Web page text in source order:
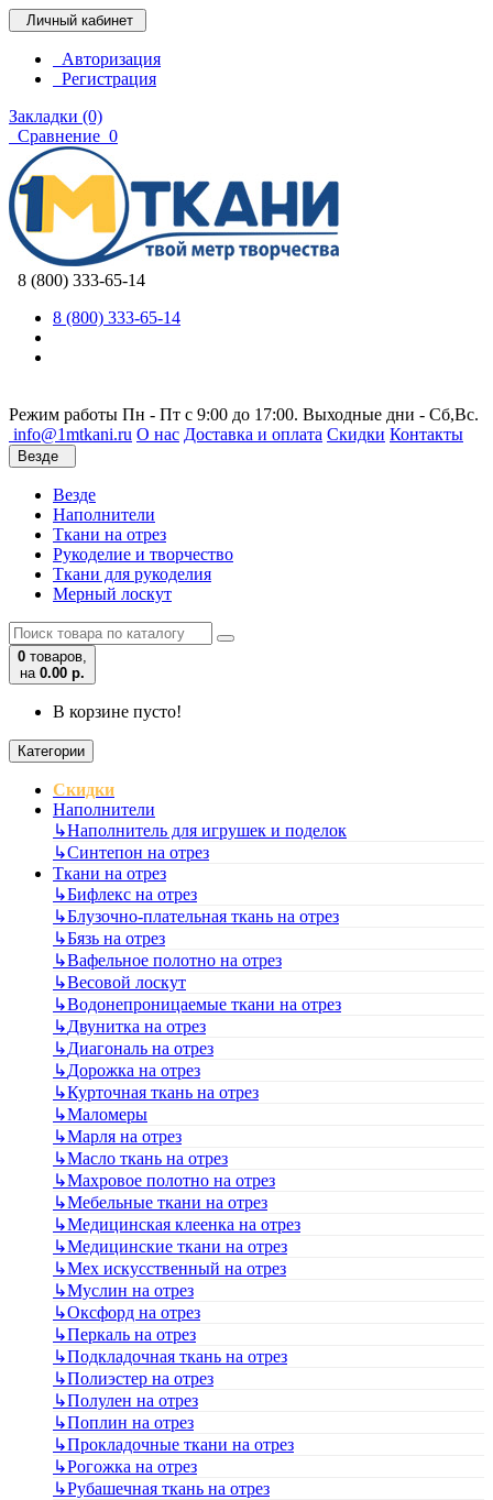
Личный кабинет
Авторизация
Регистрация
Закладки (0)
Сравнение 0
8 (800) 333-65-14
8 (800) 333-65-14
Режим работы Пн - Пт с 9:00 до 17:00. Выходные дни - Сб,Вс.
info@1mtkani.ru О нас Доставка и оплата Скидки Контакты
Везде
Везде
Наполнители
Ткани на отрез
Рукоделие и творчество
Ткани для рукоделия
Мерный лоскут
0 товаров,
на 0.00 р.
В корзине пусто!
Категории
Скидки
Наполнители
↳Наполнитель для игрушек и поделок
↳Синтепон на отрез
Ткани на отрез
↳Бифлекс на отрез
↳Блузочно-плательная ткань на отрез
↳Бязь на отрез
↳Вафельное полотно на отрез
↳Весовой лоскут
↳Водонепроницаемые ткани на отрез
↳Двунитка на отрез
↳Диагональ на отрез
↳Дорожка на отрез
↳Курточная ткань на отрез
↳Маломеры
↳Марля на отрез
↳Масло ткань на отрез
↳Махровое полотно на отрез
↳Мебельные ткани на отрез
↳Медицинская клеенка на отрез
↳Медицинские ткани на отрез
↳Мех искусственный на отрез
↳Муслин на отрез
↳Оксфорд на отрез
↳Перкаль на отрез
↳Подкладочная ткань на отрез
↳Полиэстер на отрез
↳Полулен на отрез
↳Поплин на отрез
↳Прокладочные ткани на отрез
↳Рогожка на отрез
↳Рубашечная ткань на отрез